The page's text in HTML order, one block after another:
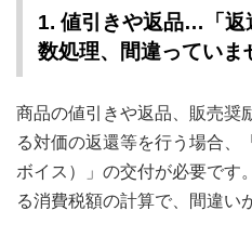
1. 値引きや返品…「返
数処理、間違っていま
商品の値引きや返品、販売奨
る対価の返還等を行う場合、
ボイス）」の交付が必要です
る消費税額の計算で、間違い